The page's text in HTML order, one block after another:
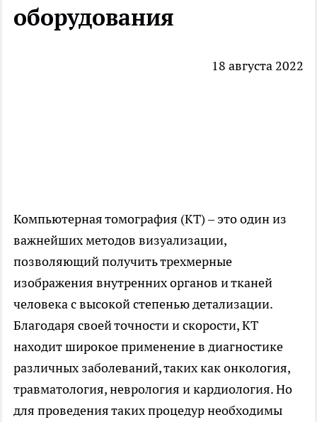
оборудования
18 августа 2022
Компьютерная томография (КТ) – это один из
важнейших методов визуализации,
позволяющий получить трехмерные
изображения внутренних органов и тканей
человека с высокой степенью детализации.
Благодаря своей точности и скорости, КТ
находит широкое применение в диагностике
различных заболеваний, таких как онкология,
травматология, неврология и кардиология. Но
для проведения таких процедур необходимы